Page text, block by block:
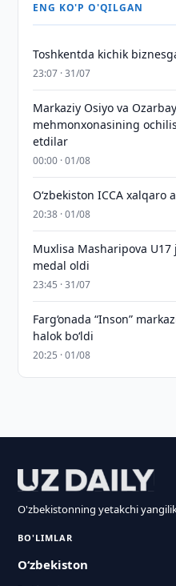
ENG KO'P O'QILGAN
Toshkentda kichik
23:07 · 31/07
Markaziy Osiyo va
mehmonxonasining
etdilar
00:00 · 01/08
O‘zbekiston ICCA xalqaro
20:38 · 01/08
Muxlisa Masharipova
medal oldi
23:45 · 31/07
Farg‘onada “Inson”
halok bo‘ldi
20:25 · 01/08
O'zbekistonning yetakchi
BO'LIMLAR
O‘zbekiston